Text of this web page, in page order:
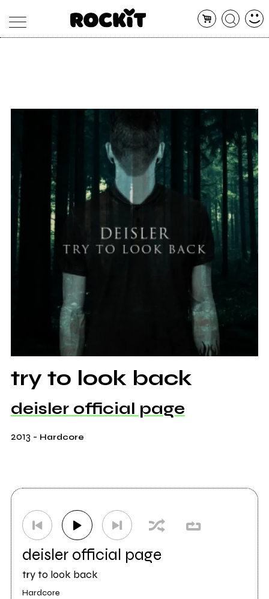
CONCERTI
RADIO
try to look back
deisler official page
2013 - Hardcore
deisler official page
try to look back
Hardcore